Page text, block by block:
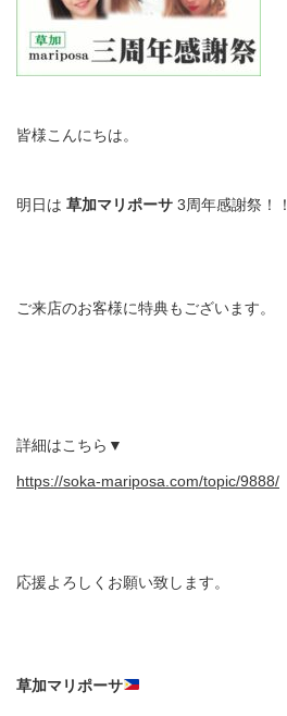
皆様こんにちは。
明日は 草加マリポーサ 3周年感謝祭！！
ご来店のお客様に特典もございます。
詳細はこちら▼
https://soka-mariposa.com/topic/9888/
応援よろしくお願い致します。
草加マリポーサ